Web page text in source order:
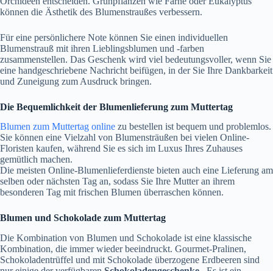
können die Ästhetik des Blumenstraußes verbessern.
Für eine persönlichere Note können Sie einen individuellen
Blumenstrauß mit ihren Lieblingsblumen und -farben
zusammenstellen. Das Geschenk wird viel bedeutungsvoller, wenn Sie
eine handgeschriebene Nachricht beifügen, in der Sie Ihre Dankbarkeit
und Zuneigung zum Ausdruck bringen.
Die Bequemlichkeit der Blumenlieferung zum Muttertag
Blumen zum Muttertag online zu bestellen ist bequem und problemlos.
Sie können eine Vielzahl von Blumensträußen bei vielen Online-
Floristen kaufen, während Sie es sich im Luxus Ihres Zuhauses
gemütlich machen.
Die meisten Online-Blumenlieferdienste bieten auch eine Lieferung am
selben oder nächsten Tag an, sodass Sie Ihre Mutter an ihrem
besonderen Tag mit frischen Blumen überraschen können.
Blumen und Schokolade zum Muttertag
Die Kombination von Blumen und Schokolade ist eine klassische
Kombination, die immer wieder beeindruckt. Gourmet-Pralinen,
Schokoladentrüffel und mit Schokolade überzogene Erdbeeren sind